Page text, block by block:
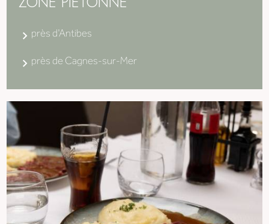
près d'Antibes
près de Cagnes-sur-Mer